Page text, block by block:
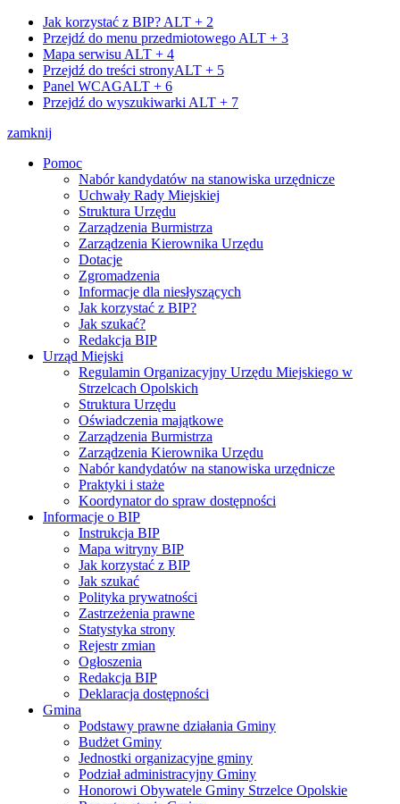
Jak korzystać z BIP? ALT + 2
Przejdź do menu przedmiotowego ALT + 3
Mapa serwisu ALT + 4
Przejdź do treści stronyALT + 5
Panel WCAGALT + 6
Przejdź do wyszukiwarki ALT + 7
zamknij
Pomoc
Nabór kandydatów na stanowiska urzędnicze
Uchwały Rady Miejskiej
Struktura Urzędu
Zarządzenia Burmistrza
Zarządzenia Kierownika Urzędu
Dotacje
Zgromadzenia
Informacje dla niesłyszących
Jak korzystać z BIP?
Jak szukać?
Redakcja BIP
Urząd Miejski
Regulamin Organizacyjny Urzędu Miejskiego w
Strzelcach Opolskich
Struktura Urzędu
Oświadczenia majątkowe
Zarządzenia Burmistrza
Zarządzenia Kierownika Urzędu
Nabór kandydatów na stanowiska urzędnicze
Praktyki i staże
Koordynator do spraw dostępności
Informacje o BIP
Instrukcja BIP
Mapa witryny BIP
Jak korzystać z BIP
Jak szukać
Polityka prywatności
Zastrzeżenia prawne
Statystyka strony
Rejestr zmian
Ogłoszenia
Redakcja BIP
Deklaracja dostępności
Gmina
Podstawy prawne działania Gminy
Budżet Gminy
Jednostki organizacyjne gminy
Podział administracyjny Gminy
Honorowi Obywatele Gminy Strzelce Opolskie